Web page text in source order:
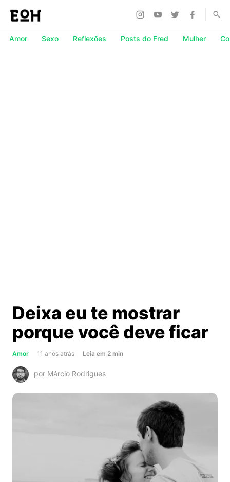
Amor Sexo Reflexões Posts do Fred Mulher
Deixa eu te mostrar
porque você deve ficar
Amor 11 anos atrás Leia about
eu
em 2 min
por Márcio Rodrigues